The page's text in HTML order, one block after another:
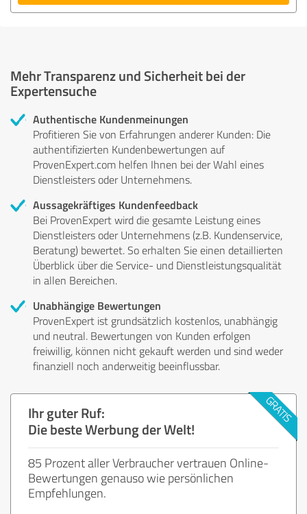
Mehr Transparenz und Sicherheit bei der
Expertensuche
Authentische Kundenmeinungen
Profitieren Sie von Erfahrungen anderer Kunden: Die
authentifizierten Kundenbewertungen auf
ProvenExpert.com helfen Ihnen bei der Wahl eines
Dienstleisters oder Unternehmens.
Aussagekräftiges Kundenfeedback
Bei ProvenExpert wird die gesamte Leistung eines
Dienstleisters oder Unternehmens (z.B. Kundenservice,
Beratung) bewertet. So erhalten Sie einen detaillierten
Überblick über die Service- und Dienstleistungsqualität
in allen Bereichen.
Unabhängige Bewertungen
ProvenExpert ist grundsätzlich kostenlos, unabhängig
und neutral. Bewertungen von Kunden erfolgen
freiwillig, können nicht gekauft werden und sind weder
finanziell noch anderweitig beeinflussbar.
Ihr guter Ruf:
Die beste Werbung der Welt!
85 Prozent aller Verbraucher vertrauen Online-
Bewertungen genauso wie persönlichen
Empfehlungen.